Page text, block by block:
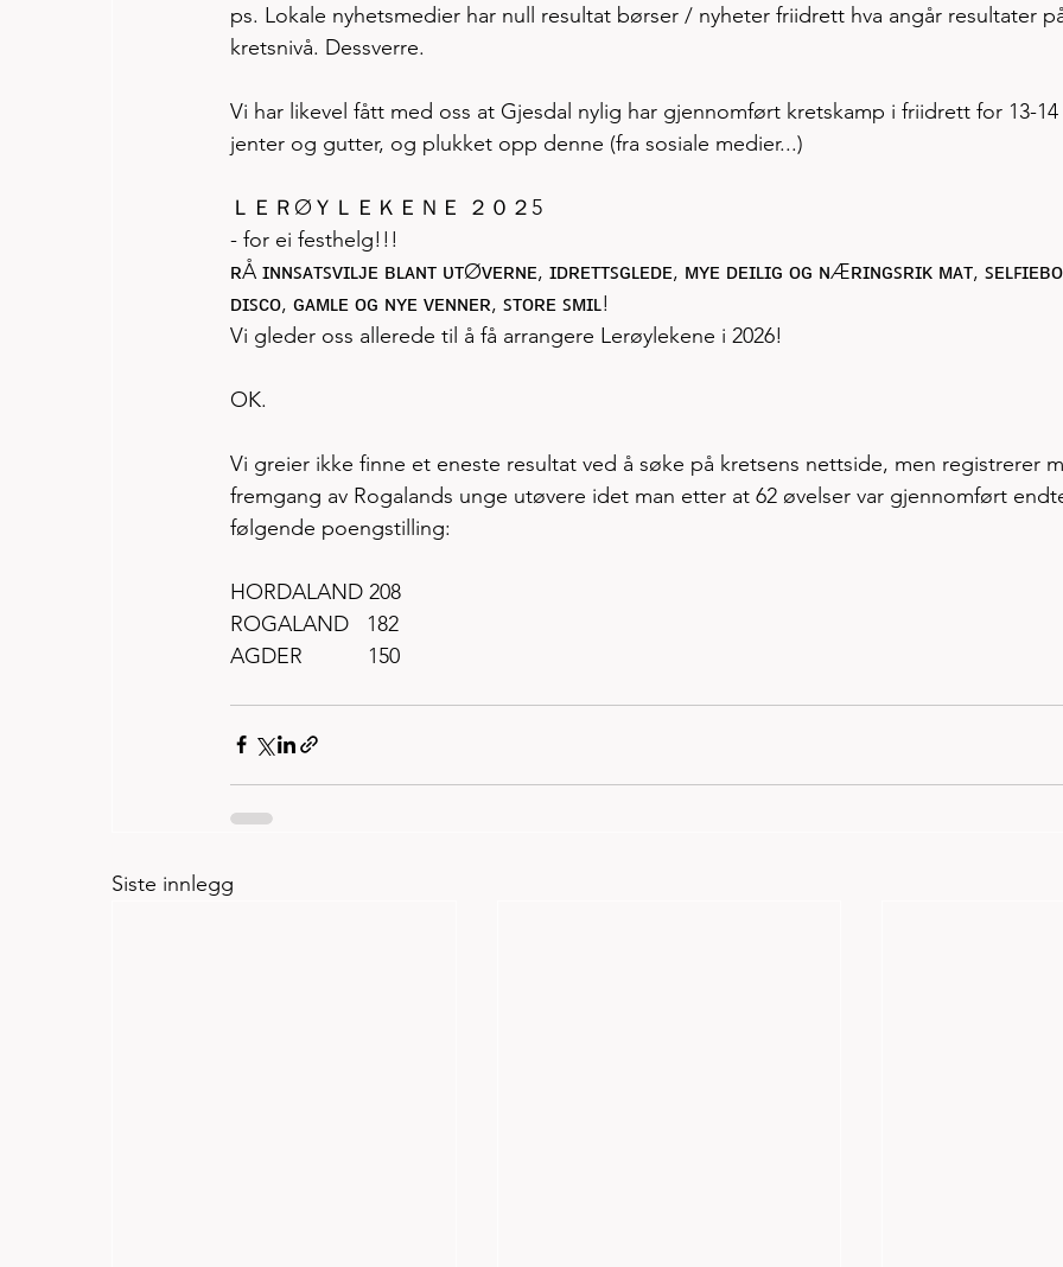
ps. Lokale nyhetsmedier har null resultat børser / nyheter friidrett hva angår resultater
kretsnivå. Dessverre.
Vi har likevel fått med oss at Gjesdal nylig har gjennomført kretskamp i friidrett for 13-14
jenter og gutter, og plukket opp denne (fra sosiale medier...)
ＬＥＲØＹＬＥＫＥＮＥ ２０２5
- for ei festhelg!!!
ʀÅ ɪɴɴꜱᴀᴛꜱᴠɪʟᴊᴇ ʙʟᴀɴᴛ ᴜᴛØᴠᴇʀɴᴇ, ɪᴅʀᴇᴛᴛꜱɢʟᴇᴅᴇ, ᴍʏᴇ ᴅᴇɪʟɪɢ ᴏɢ ɴÆʀɪɴɢꜱʀɪᴋ ᴍᴀᴛ,
ᴅɪꜱᴄᴏ, ɢᴀᴍʟᴇ ᴏɢ ɴʏᴇ ᴠᴇɴɴᴇʀ, ꜱᴛᴏʀᴇ ꜱᴍɪʟ!
Vi gleder oss allerede til å få arrangere Lerøylekene i 2026!
OK.
Vi greier ikke finne et eneste resultat ved å søke på kretsens nettside, men registrerer
fremgang av Rogalands unge utøvere idet man etter at 62 øvelser var gjennomført
følgende poengstilling:
HORDALAND 208
ROGALAND   182
AGDER           150
Siste innlegg